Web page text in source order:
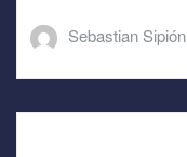
Sebastian Sipión